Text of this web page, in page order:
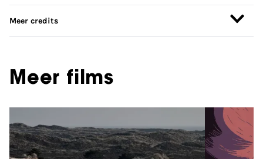
Meer credits
Meer films